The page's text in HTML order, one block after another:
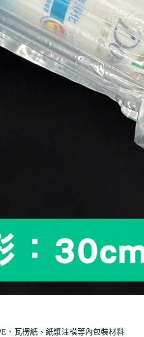
、瓦楞紙、紙漿注模等內包裝材料